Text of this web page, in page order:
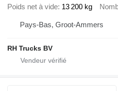
Poids net à vide 13 200 kg
Pays-Bas, Groot-Ammers
RH Trucks BV